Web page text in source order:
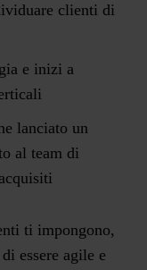
clienti di
e inizi a
lanciato un
al team di
ti impongono,
essere agile e